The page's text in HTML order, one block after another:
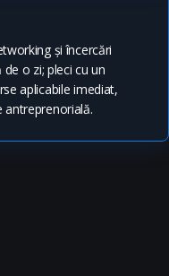
și încercări
o zi; pleci cu un
aplicabile imediat,